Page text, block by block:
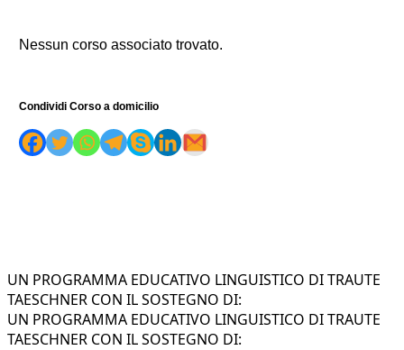
Nessun corso associato trovato.
Condividi Corso a domicilio
UN PROGRAMMA EDUCATIVO LINGUISTICO DI TRAUTE
TAESCHNER CON IL SOSTEGNO DI:
UN PROGRAMMA EDUCATIVO LINGUISTICO DI TRAUTE
TAESCHNER CON IL SOSTEGNO DI: